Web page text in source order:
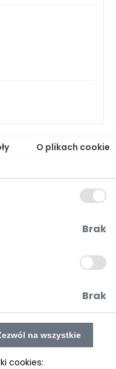
O plikach cookie
Brak
Brak
cookies:
na wszystkie